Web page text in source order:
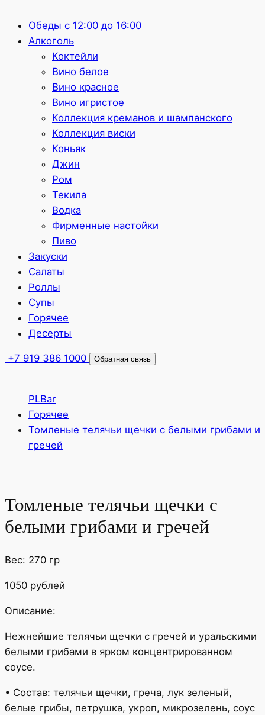
Обеды с 12:00 до 16:00
Алкоголь
Коктейли
Вино белое
Вино красное
Вино игристое
Коллекция креманов и шампанского
Коллекция виски
Коньяк
Джин
Ром
Текила
Водка
Фирменные настойки
Пиво
Закуски
Салаты
Роллы
Супы
Горячее
Десерты
+7 919 386 1000 Обратная связь
PLBar
Горячее
Томленые телячьи щечки с белыми грибами и
гречей
Томленые телячьи щечки с
белыми грибами и гречей
Вес: 270 гр
1050 рублей
Описание:
Нежнейшие телячьи щечки с гречей и уральскими
белыми грибами в ярком концентрированном
соусе.
• Состав: телячьи щечки, греча, лук зеленый,
белые грибы, петрушка, укроп, микрозелень, соус